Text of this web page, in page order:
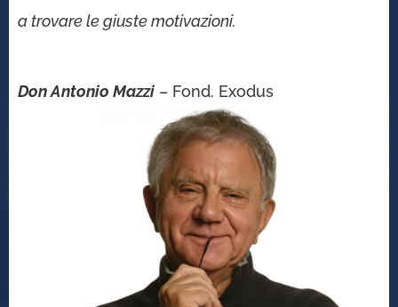
a trovare le giuste motivazioni.
Don Antonio Mazzi – Fond. Exodus